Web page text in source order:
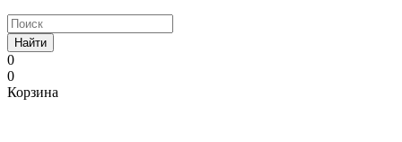
Найти
0
0
Корзина